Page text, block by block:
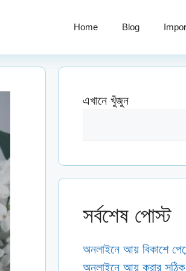
Home Blog
এখানে খুঁজুন
সর্বশেষ পোস্ট
অনলাইনে আয় বিকাশে
অনলাইনে আয় করার সঠিক